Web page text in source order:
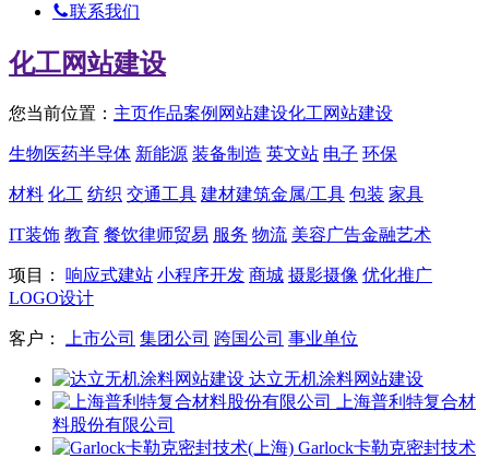
联系我们
化工网站建设
您当前位置： 主页作品案例 网站建设化工网站建设
生物医药半导体 新能源 装备制造 英文站 电子 环保
材料 化工 纺织 交通工具 建材建筑金属/工具 包装 家具
IT装饰 教育 餐饮律师贸易 服务 物流 美容广告金融艺术
项目： 响应式建站 小程序开发 商城 摄影摄像 优化推广
LOGO设计
客户： 上市公司 集团公司 跨国公司 事业单位
达立无机涂料网站建设
上海普利特复合材
料股份有限公司
Garlock卡勒克密封技术